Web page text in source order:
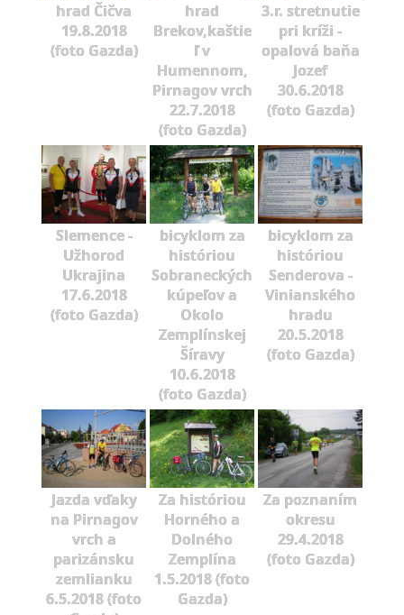
hrad Čičva
19.8.2018
(foto Gazda)
hrad
Brekov,kaštie
ľ v
Humennom,
Pirnagov vrch
22.7.2018
(foto Gazda)
3.r. stretnutie
pri kríži -
opalová baňa
Jozef
30.6.2018
(foto Gazda)
Slemence -
Užhorod
Ukrajina
17.6.2018
(foto Gazda)
bicyklom za
históriou
Sobraneckých
kúpeľov a
Okolo
Zemplínskej
Šíravy
10.6.2018
(foto Gazda)
bicyklom za
históriou
Senderova -
Vinianského
hradu
20.5.2018
(foto Gazda)
Jazda vďaky
na Pirnagov
vrch a
parizánsku
zemlianku
6.5.2018 (foto
Za históriou
Horného a
Dolného
Zemplína
1.5.2018 (foto
Gazda)
Za poznaním
okresu
29.4.2018
(foto Gazda)